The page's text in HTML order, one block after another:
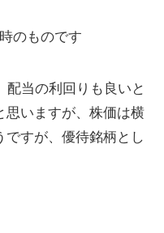
のものです
配当の利回りも良いと
思いますが、株価は横
ですが、優待銘柄とし